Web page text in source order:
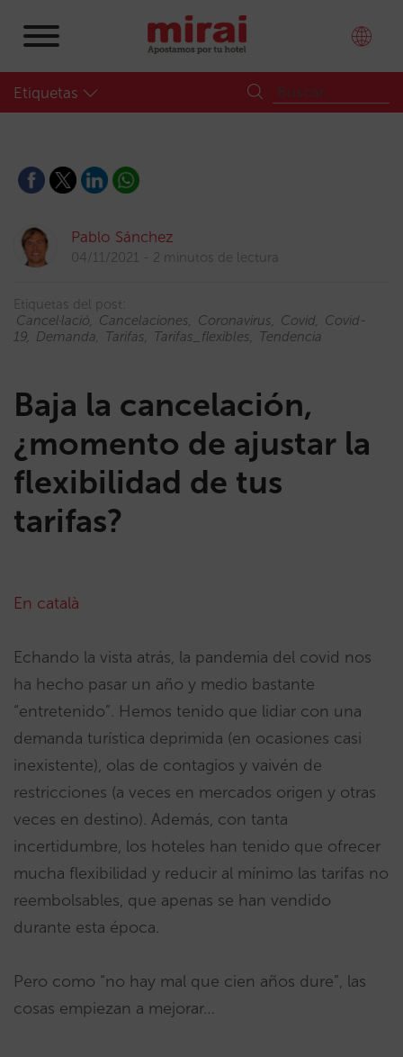
Etiquetas
Pablo Sánchez
04/11/2021 2 minutos de lectura
Etiquetas del post:
Cancel·lació
Cancelaciones Coronavirus Covid
Covid-
19
Demanda Tarifas Tarifas_flexibles Tendencia
Baja la cancelación,
¿momento de ajustar la
flexibilidad de tus
tarifas?
En català
Echando la vista atrás, la pandemia del covid nos
ha hecho pasar un año y medio bastante
“entretenido”. Hemos tenido que lidiar con una
demanda turística deprimida (en ocasiones casi
inexistente), olas de contagios y vaivén de
restricciones (a veces en mercados origen y otras
veces en destino). Además, con tanta
incertidumbre, los hoteles han tenido que ofrecer
mucha flexibilidad y reducir al mínimo las tarifas no
reembolsables, que apenas se han vendido
durante esta época.
Pero como “no hay mal que cien años dure”, las
cosas empiezan a mejorar…